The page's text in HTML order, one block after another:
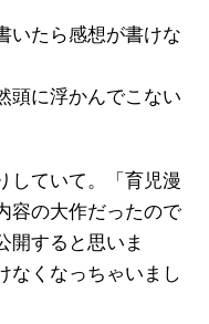
いたら感想が書けな
頭に浮かんでこない
していて。「育児漫
容の大作だったので
開すると思いま
なくなっちゃいまし